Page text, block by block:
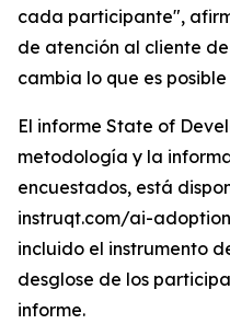
cada participante",
de atención al cliente
cambia lo que es
El informe State of
metodología y la
encuestados, está
instruqt.com/ai-
incluido el instrumento
desglose de los
informe.